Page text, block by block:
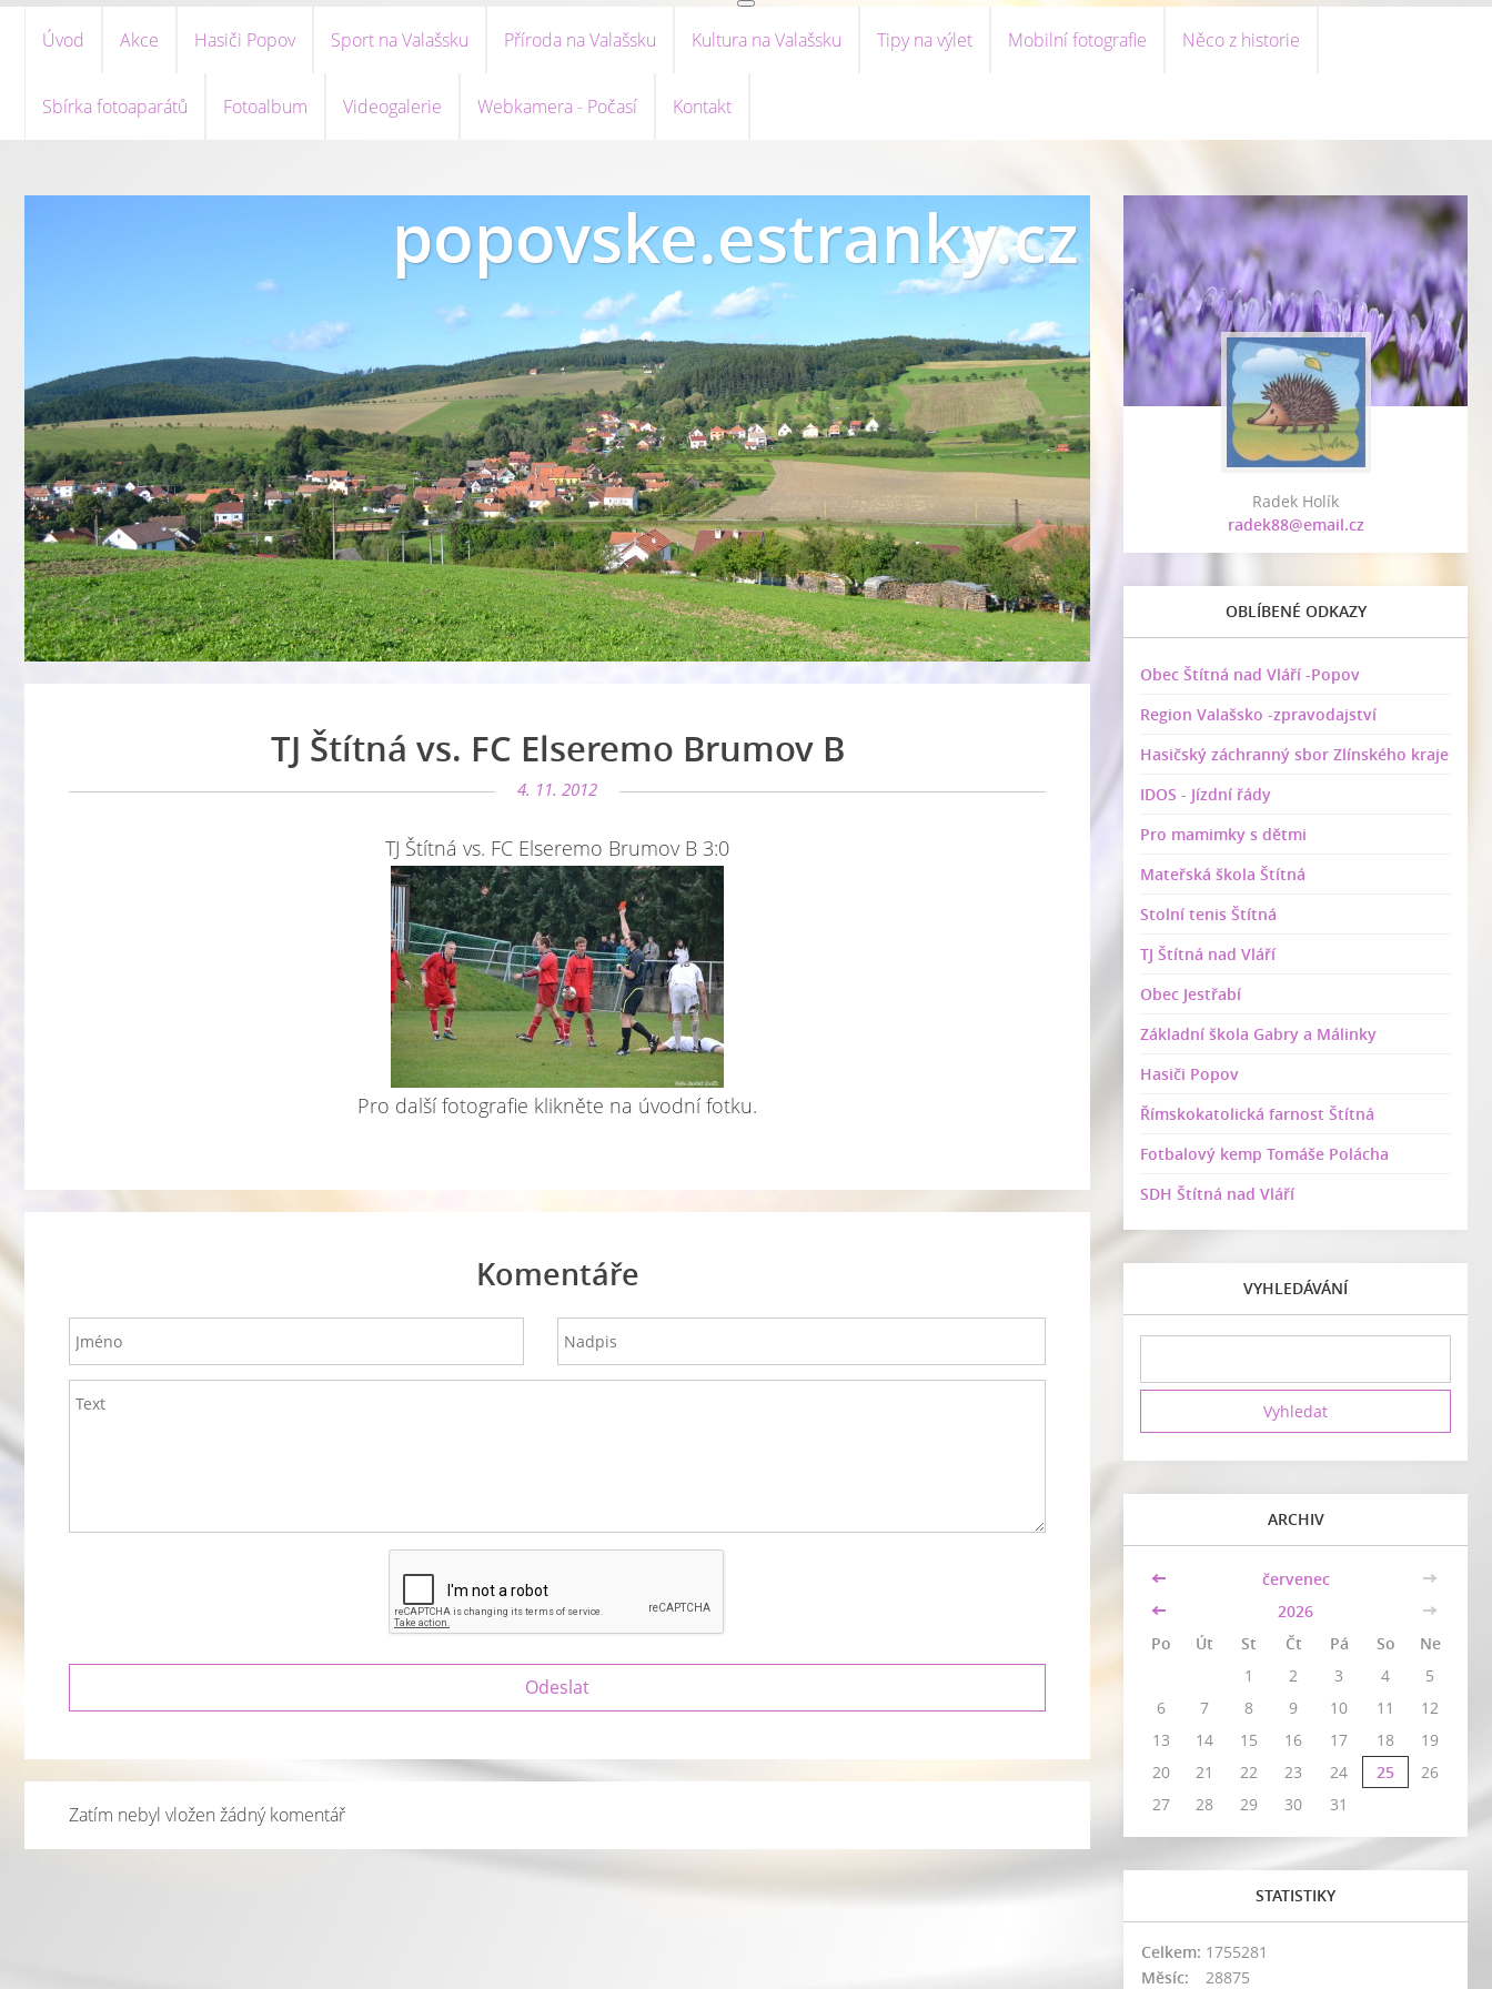
Úvod Akce Hasiči Popov Sport na Valašsku Příroda na Valašsku Kultura na Valašsku Tipy na výlet Mobilní fotografie Něco z historie
Sbírka fotoaparátů Fotoalbum Videogalerie Webkamera - Počasí Kontakt
popovske.estranky.cz
TJ Štítná vs. FC Elseremo Brumov B
4. 11. 2012
TJ Štítná vs. FC Elseremo Brumov B 3:0
Pro další fotografie klikněte na úvodní fotku.
Komentáře
Zatím nebyl vložen žádný komentář
Radek Holík
radek88@email.cz
OBLÍBENÉ ODKAZY
Obec Štítná nad Vláří -Popov
Region Valašsko -zpravodajství
Hasičský záchranný sbor Zlínského kraje
IDOS - Jízdní řády
Pro mamimky s dětmi
Mateřská škola Štítná
Stolní tenis Štítná
TJ Štítná nad Vláří
Obec Jestřabí
Základní škola Gabry a Málinky
Hasiči Popov
Římskokatolická farnost Štítná
Fotbalový kemp Tomáše Polácha
SDH Štítná nad Vláří
VYHLEDÁVÁNÍ
ARCHIV
<< červenec
>>
<<
2026
>>
Po
Út St Čt Pá So
Ne
1
2 3 4
5
6
7 8 9 10 11
12
13
14 15 16 17 18
19
20
21 22 23 24 25
26
27
28 29 30 31
STATISTIKY
Celkem: 1755281
Měsíc:
28875